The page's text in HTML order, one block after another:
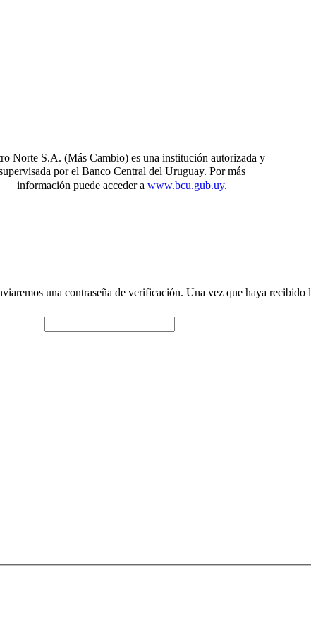
Norte S.A. (Más Cambio) es una institución autorizada y
por el Banco Central del Uruguay. Por más
información puede acceder a www.bcu.gub.uy.
una contraseña de verificación. Una vez que haya recibido